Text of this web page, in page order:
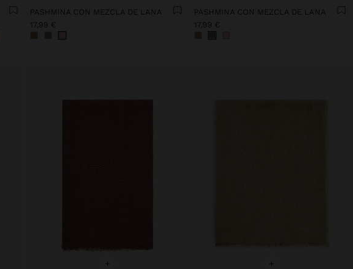
PASHMINA CON MEZCLA DE LANA
17,99 €
PASHMINA CON MEZCLA DE LANA
17,99 €
+ +